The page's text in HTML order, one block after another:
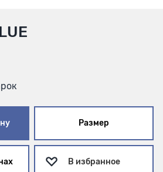
Размер
В избранное